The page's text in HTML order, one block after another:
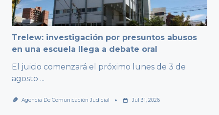
Trelew: investigación por presuntos abusos
en una escuela llega a debate oral
El juicio comenzará el próximo lunes de 3 de
agosto ...
Agencia De Comunicación Judicial Jul 31, 2026